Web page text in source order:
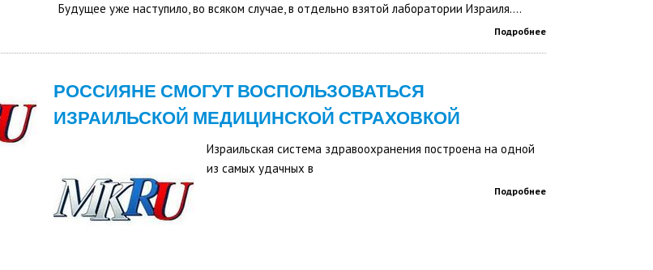
Будущее уже наступило, во всяком случае, в отдельно взятой лаборатории Израиля....
Подробнее
РОССИЯНЕ СМОГУТ ВОСПОЛЬЗОВАТЬСЯ
ИЗРАИЛЬСКОЙ МЕДИЦИНСКОЙ СТРАХОВКОЙ
Израильская система здравоохранения построена на одной
из самых удачных в
Подробнее